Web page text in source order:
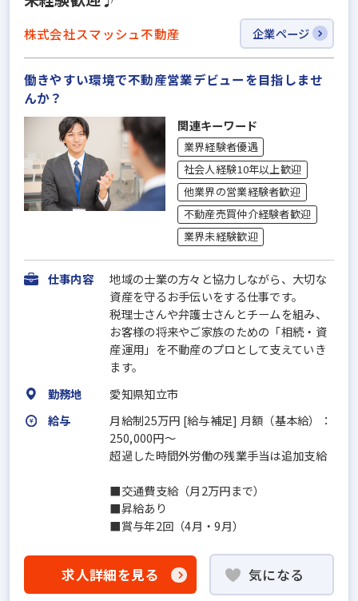
株式会社スマッシュ不動産 企業ページ
働きやすい環境で不動産営業デビューを目指しませ
んか？
関連キーワード
業界経験者優遇
社会人経験10年以上歓迎
他業界の営業経験者歓迎
不動産売買仲介経験者歓迎
業界未経験歓迎
仕事内容
地域の士業の方々と協力しながら、大切な
資産を守るお手伝いをする仕事です。
税理士さんや弁護士さんとチームを組み、
お客様の将来やご家族のための「相続・資
産運用」を不動産のプロとして支えていき
ます。
勤務地
愛知県知立市
給与
月給制25万円 [給与補足] 月額（基本給）：
250,000円～
超過した時間外労働の残業手当は追加支給
■交通費支給（月2万円まで）
■昇給あり
■賞与年2回（4月・9月）
求人詳細を見る 気になる